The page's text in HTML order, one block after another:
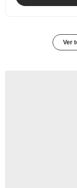
Ver